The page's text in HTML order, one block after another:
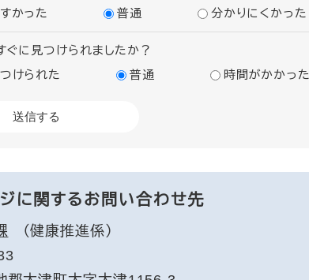
かった
普通 分かりにくかった
ぐに見つけられましたか？
けられた
普通 時間がかかった
に関するお問い合わせ先
健康推進係